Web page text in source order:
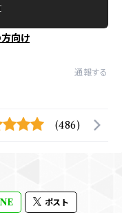
向け
通報する
(486)
ポスト